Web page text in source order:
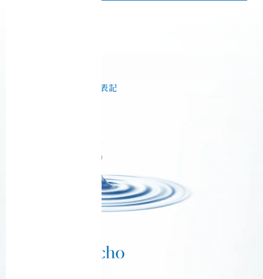
特定商取引法に基づく表記